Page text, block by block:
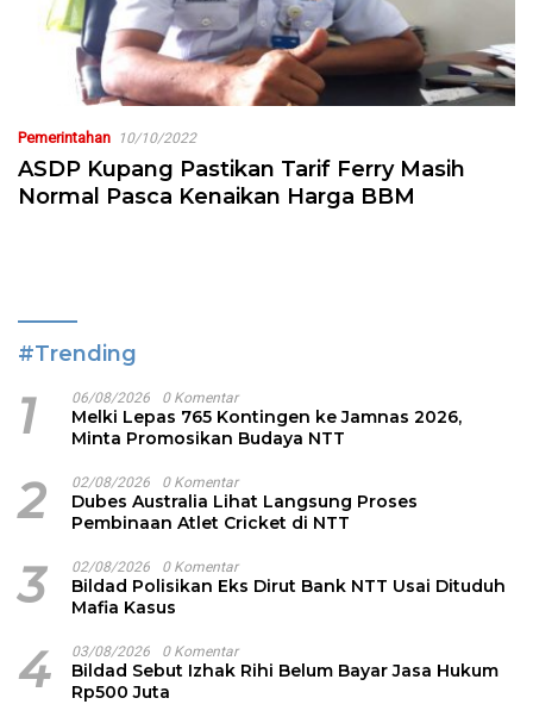
Pemerintahan 10/10/2022
ASDP Kupang Pastikan Tarif Ferry Masih
Normal Pasca Kenaikan Harga BBM
#Trending
1 06/08/2026 0 Komentar
Melki Lepas 765 Kontingen ke Jamnas 2026,
Minta Promosikan Budaya NTT
2 02/08/2026 0 Komentar
Dubes Australia Lihat Langsung Proses
Pembinaan Atlet Cricket di NTT
3 02/08/2026 0 Komentar
Bildad Polisikan Eks Dirut Bank NTT Usai Dituduh
Mafia Kasus
4 03/08/2026 0 Komentar
Bildad Sebut Izhak Rihi Belum Bayar Jasa Hukum
Rp500 Juta